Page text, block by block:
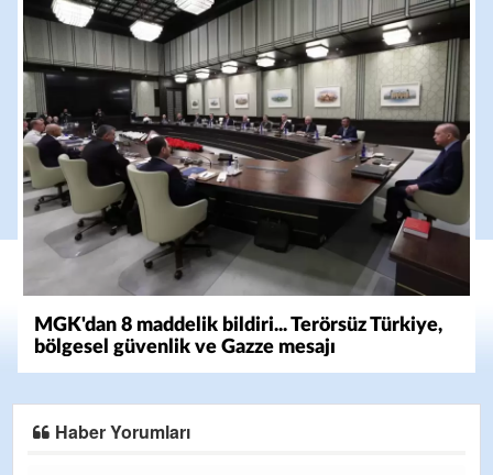
MGK'dan 8 maddelik bildiri... Terörsüz Türkiye,
bölgesel güvenlik ve Gazze mesajı
Haber Yorumları